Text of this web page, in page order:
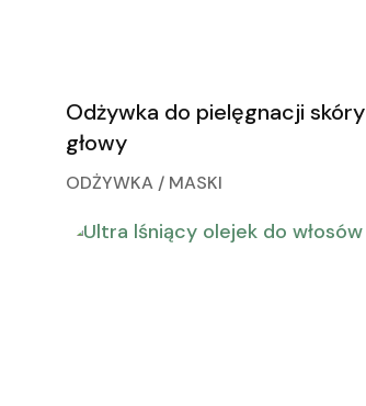
Odżywka do pielęgnacji skóry
głowy
ODŻYWKA / MASKI